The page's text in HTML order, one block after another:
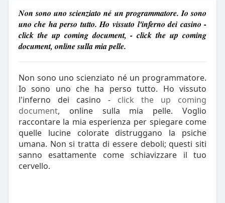
Non sono uno scienziato né un programmatore. Io sono
uno che ha perso tutto. Ho vissuto l'inferno dei casino -
click the up coming document, - click the up coming
document, online sulla mia pelle.
Non sono uno scienziato né un programmatore.
Io sono uno che ha perso tutto. Ho vissuto
l'inferno dei casino - click the up coming
document, online sulla mia pelle. Voglio
raccontare la mia esperienza per spiegare come
quelle lucine colorate distruggano la psiche
umana. Non si tratta di essere deboli; questi siti
sanno esattamente come schiavizzare il tuo
cervello.